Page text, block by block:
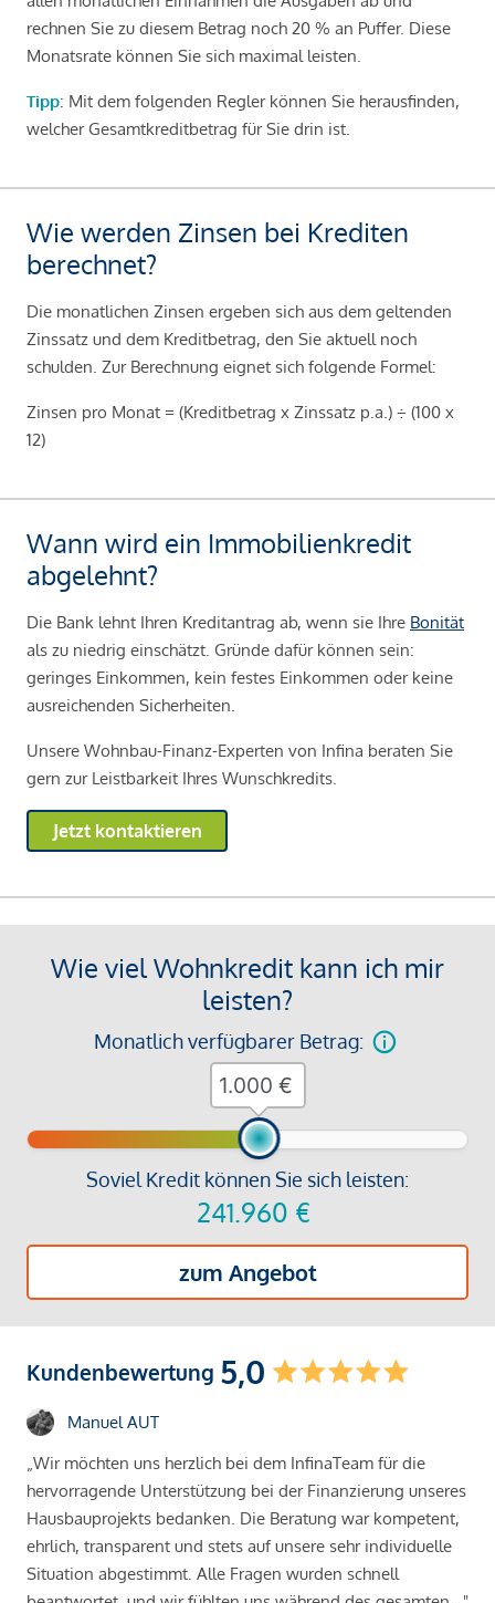
rechnen Sie zu diesem Betrag noch 20 % an Puffer. Diese
Monatsrate können Sie sich maximal leisten.
Tipp: Mit dem folgenden Regler können Sie herausfinden,
welcher Gesamtkreditbetrag für Sie drin ist.
Wie werden Zinsen bei Krediten
berechnet?
Die monatlichen Zinsen ergeben sich aus dem geltenden
Zinssatz und dem Kreditbetrag, den Sie aktuell noch
schulden. Zur Berechnung eignet sich folgende Formel:
Zinsen pro Monat = (Kreditbetrag x Zinssatz p.a.) ÷ (100 x
12)
Wann wird ein Immobilienkredit
abgelehnt?
Die Bank lehnt Ihren Kreditantrag ab, wenn sie Ihre Bonität
als zu niedrig einschätzt. Gründe dafür können sein:
geringes Einkommen, kein festes Einkommen oder keine
ausreichenden Sicherheiten.
Unsere Wohnbau-Finanz-Experten von Infina beraten Sie
gern zur Leistbarkeit Ihres Wunschkredits.
Jetzt kontaktieren
Wie viel Wohnkredit kann ich mir
leisten?
Monatlich verfügbarer Betrag:
Soviel Kredit können Sie sich leisten:
241.960 €
zum Angebot
€
Kundenbewertung 5,0
Manuel AUT
„Wir möchten uns herzlich bei dem InfinaTeam für die
hervorragende Unterstützung bei der Finanzierung unseres
Hausbauprojekts bedanken. Die Beratung war kompetent,
ehrlich, transparent und stets auf unsere sehr individuelle
Situation abgestimmt. Alle Fragen wurden schnell